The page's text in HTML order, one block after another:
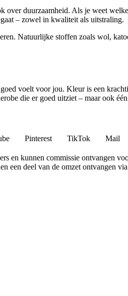
over duurzaamheid. Als je weet
– zowel in kwaliteit als uitstraling.
Natuurlijke stoffen zoals wol,
voelt voor jou. Kleur is een
die er goed uitziet – maar ook
Pinterest TikTok Mail
en kunnen commissie ontvangen
een deel van de omzet ontvangen